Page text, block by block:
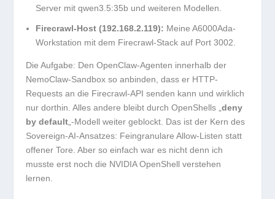
Server mit qwen3.5:35b und weiteren Modellen.
Firecrawl-Host (192.168.2.119): Meine A6000Ada-
Workstation mit dem Firecrawl-Stack auf Port 3002.
Die Aufgabe: Den OpenClaw-Agenten innerhalb der
NemoClaw-Sandbox so anbinden, dass er HTTP-
Requests an die Firecrawl-API senden kann und wirklich
nur dorthin. Alles andere bleibt durch OpenShells „deny
by default „-Modell weiter geblockt. Das ist der Kern des
Sovereign-AI-Ansatzes: Feingranulare Allow-Listen statt
offener Tore. Aber so einfach war es nicht denn ich
musste erst noch die NVIDIA OpenShell verstehen
lernen.